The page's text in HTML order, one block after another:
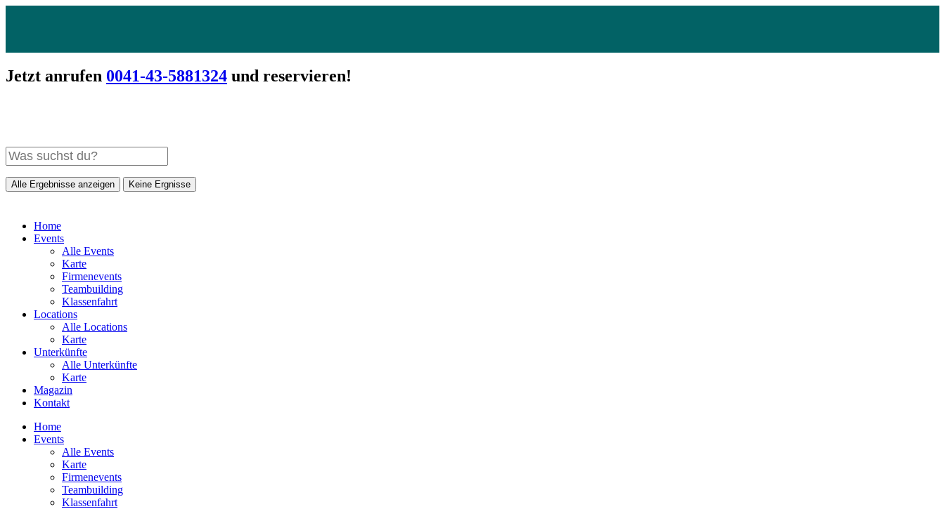
Jetzt anrufen 0041-43-5881324 und reservieren!
Alle Ergebnisse anzeigen Keine Ergnisse
Home
Events
Alle Events
Karte
Firmenevents
Teambuilding
Klassenfahrt
Locations
Alle Locations
Karte
Unterkünfte
Alle Unterkünfte
Karte
Magazin
Kontakt
Home
Events
Alle Events
Karte
Firmenevents
Teambuilding
Klassenfahrt